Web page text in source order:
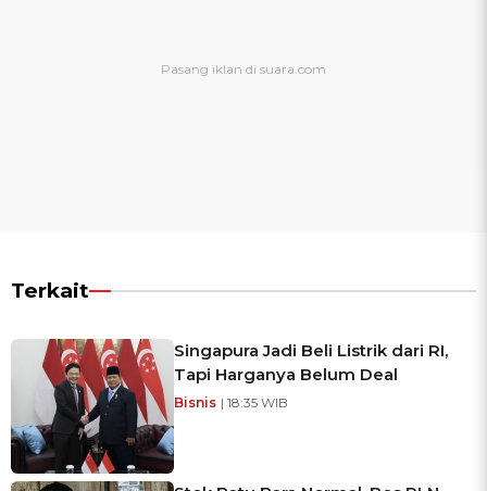
Terkait
Singapura Jadi Beli Listrik dari RI,
Tapi Harganya Belum Deal
Bisnis | 18:35 WIB